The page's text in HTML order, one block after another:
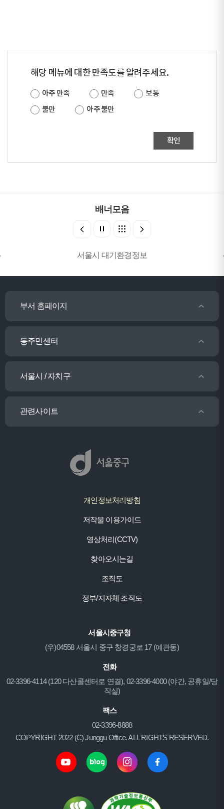
해당 메뉴에 대한 만족도를 알려주세요.
아주 만족 만족
보통
불만
아주 불만
확인
배너모음
서울시 대기환경정보
부서 홈페이지
동주민센터
서울시 / 자치구
관련사이트
개인정보처리방침
저작물 이용가이드
영상처리(CCTV)
찾아오시는길
조직도
정부/지자체 조직도
서울시중구청
(우)04558 서울시 중구 창경궁로 17 (예관동)
전화
02-3396-4114 (120 다산콜센터로 연결), 02-3396-4000 (야간, 공휴일/당
직실)
팩스
02-3396-8888
COPYRIGHT 2022 (C) Junggu Office. ALL RIGHTS RESERVED.